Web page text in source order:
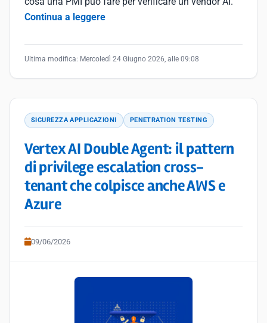
Continua a leggere
Ultima modifica: Mercoledì 24 Giugno 2026, alle 09:08
SICUREZZA APPLICAZIONI PENETRATION TESTING
Vertex AI Double Agent: il pattern
di privilege escalation cross-
tenant che colpisce anche AWS e
Azure
09/06/2026